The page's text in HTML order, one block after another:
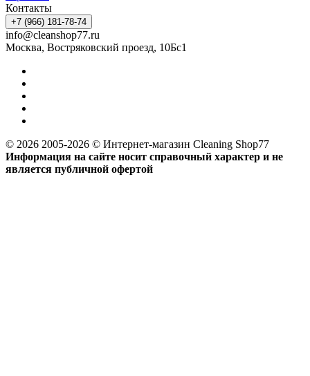
Контакты
+7 (966) 181-78-74
info@cleanshop77.ru
Москва, Востряковский проезд, 10Бс1
© 2026 2005-2026 © Интернет-магазин Cleaning Shop77
Информация на сайте носит справочный характер и не
является публичной офертой